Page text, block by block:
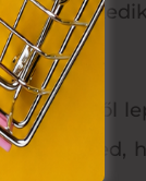
akikről
ráébred,